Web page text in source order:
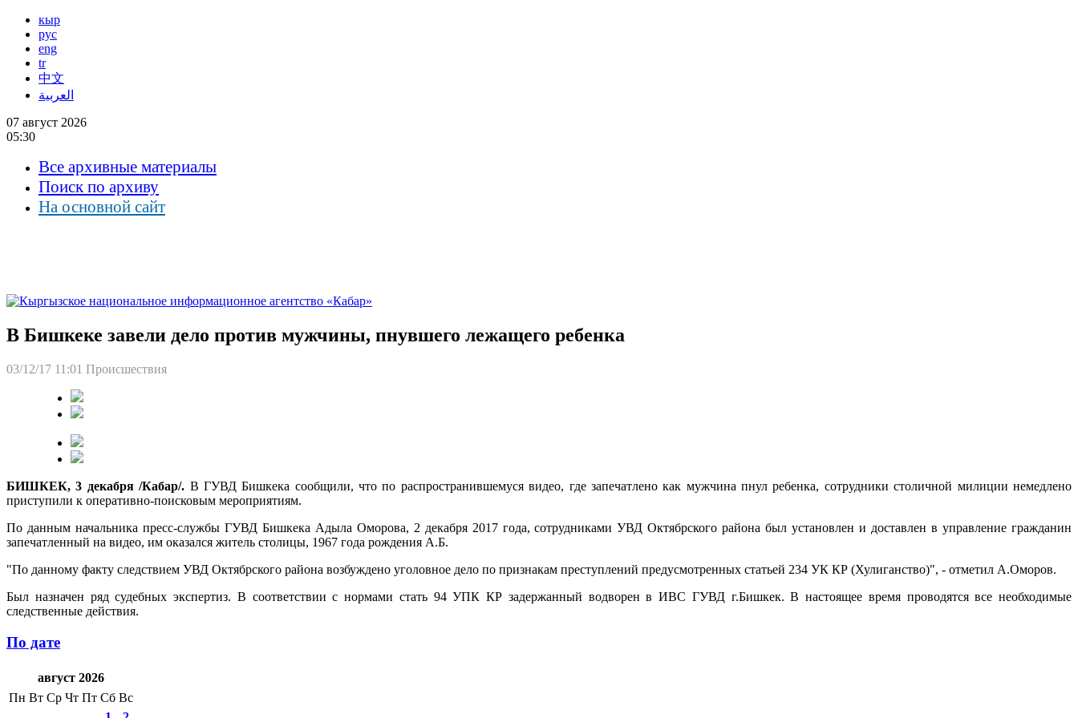
кыр
рус
eng
tr
中文
العربية
07 август 2026
05:30
Все архивные материалы
Поиск по архиву
На основной сайт
В Бишкеке завели дело против мужчины, пнувшего лежащего ребенка
03/12/17 11:01 Происшествия
БИШКЕК, 3 декабря /Кабар/. В ГУВД Бишкека сообщили, что по распространившемуся видео, где запечатлено как мужчина пнул ребенка, сотрудники столичной милиции немедлено
приступили к оперативно-поисковым мероприятиям.
По данным начальника пресс-службы ГУВД Бишкека Адыла Оморова, 2 декабря 2017 года, сотрудниками УВД Октябрского района был установлен и доставлен в управление гражданин
запечатленный на видео, им оказался житель столицы, 1967 года рождения А.Б.
"По данному факту следствием УВД Октябрского района возбуждено уголовное дело по признакам преступлений предусмотренных статьей 234 УК КР (Хулиганство)", - отметил А.Оморов.
Был назначен ряд судебных экспертиз. В соответствии с нормами стать 94 УПК КР задержанный водворен в ИВС ГУВД г.Бишкек. В настоящее время проводятся все необходимые
следственные действия.
По дате
август 2026
Пн Вт Ср Чт Пт Сб Вс